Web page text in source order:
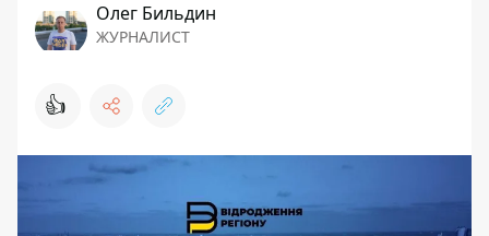
Олег Бильдин
ЖУРНАЛИСТ
👍